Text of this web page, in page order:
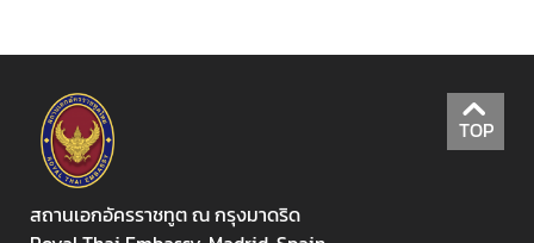
ร
กิ
จ
TOP
สถานเอกอัครราชทูต ณ กรุงมาดริด